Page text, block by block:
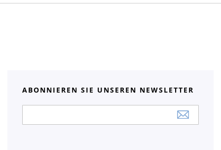
ABONNIEREN SIE UNSEREN NEWSLETTER
Newsletter: